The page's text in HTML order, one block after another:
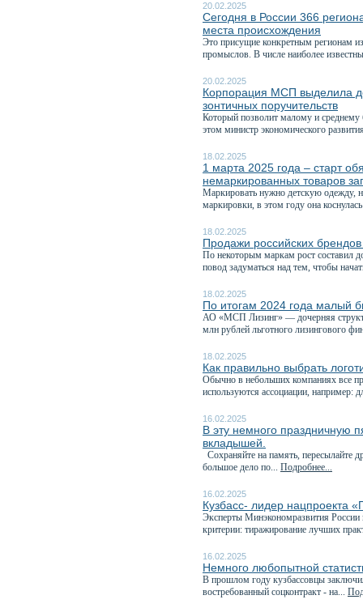
20.02.2025
Сегодня в России 366
места происхождения
Это присущие конкретным регионам
промыслов. В числе наиболее
20.02.2025
Корпорация МСП выделила
зонтичных поручительств
Который позволит малому и среднему
этом министр экономического
18.02.2025
1 марта 2025 года – старт
немаркированных товаров
Маркировать нужно детскую одежду,
маркировки, в этом году она
18.02.2025
Продажи российских
По некоторым маркам рост составил
повод задуматься над тем, чтобы
18.02.2025
По итогам 2024 года малый
АО «МСП Лизинг» — дочерняя
млн рублей льготного лизингового
18.02.2025
Как правильно выбрать
Обычно в небольших компаниях все
используются ассоциации, например:
16.02.2025
В эту немного праздничную
вкладышей.
Сохраняйте на память, пересылайте
большое дело по... Подробнее...
16.02.2025
Кузбасс- лидер нацпроекта
Эксперты Минэкономразвития России
критерии: тиражирование лучших
16.02.2025
Немного любопытной
В прошлом году кузбассовцы
востребованный соцконтракт - на...